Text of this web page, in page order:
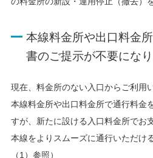
本線料金所や出口料金
書のご提示が不要にな
現在、料金所のない入口からご利用
本線料金所や出口料金所で通行料金
すが、新たに設ける入口料金所でお
本線をよりスムーズに通行いただけ
（1）参照）